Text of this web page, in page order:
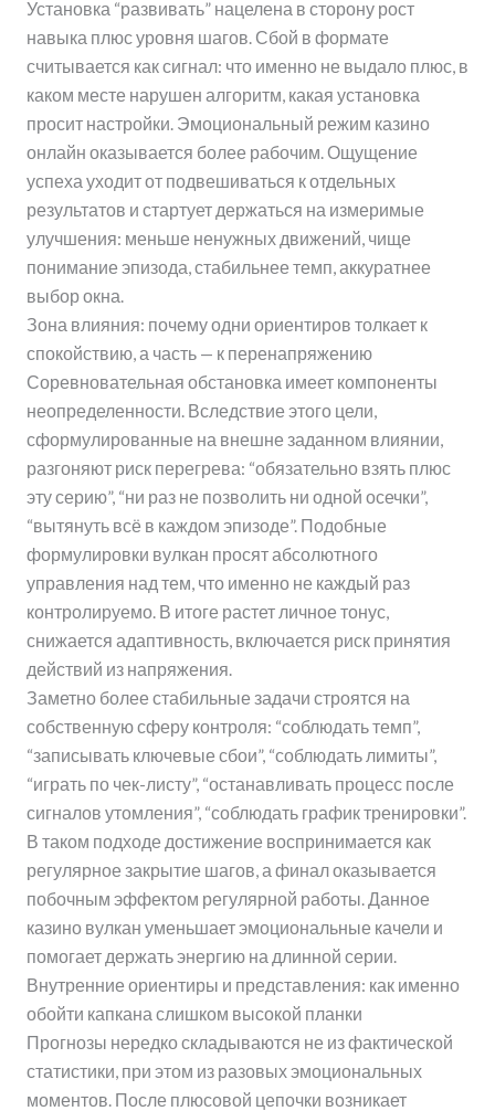
Установка “развивать” нацелена в сторону рост
навыка плюс уровня шагов. Сбой в формате
считывается как сигнал: что именно не выдало плюс, в
каком месте нарушен алгоритм, какая установка
просит настройки. Эмоциональный режим казино
онлайн оказывается более рабочим. Ощущение
успеха уходит от подвешиваться к отдельных
результатов и стартует держаться на измеримые
улучшения: меньше ненужных движений, чище
понимание эпизода, стабильнее темп, аккуратнее
выбор окна.
Зона влияния: почему одни ориентиров толкает к
спокойствию, а часть — к перенапряжению
Соревновательная обстановка имеет компоненты
неопределенности. Вследствие этого цели,
сформулированные на внешне заданном влиянии,
разгоняют риск перегрева: “обязательно взять плюс
эту серию”, “ни раз не позволить ни одной осечки”,
“вытянуть всё в каждом эпизоде”. Подобные
формулировки вулкан просят абсолютного
управления над тем, что именно не каждый раз
контролируемо. В итоге растет личное тонус,
снижается адаптивность, включается риск принятия
действий из напряжения.
Заметно более стабильные задачи строятся на
собственную сферу контроля: “соблюдать темп”,
“записывать ключевые сбои”, “соблюдать лимиты”,
“играть по чек-листу”, “останавливать процесс после
сигналов утомления”, “соблюдать график тренировки”.
В таком подходе достижение воспринимается как
регулярное закрытие шагов, а финал оказывается
побочным эффектом регулярной работы. Данное
казино вулкан уменьшает эмоциональные качели и
помогает держать энергию на длинной серии.
Внутренние ориентиры и представления: как именно
обойти капкана слишком высокой планки
Прогнозы нередко складываются не из фактической
статистики, при этом из разовых эмоциональных
моментов. После плюсовой цепочки возникает